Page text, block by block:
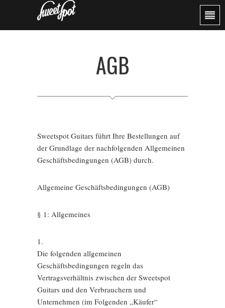
AGB
Sweetspot Guitars führt Ihre Bestellungen auf
der Grundlage der nachfolgenden Allgemeinen
Geschäftsbedingungen (AGB) durch.
Allgemeine Geschäftsbedingungen (AGB)
§ 1: Allgemeines
1.
Die folgenden allgemeinen
Geschäftsbedingungen regeln das
Vertragsverhältnis zwischen der Sweetspot
Guitars und den Verbrauchern und
Unternehmen (im Folgenden „Käufer“